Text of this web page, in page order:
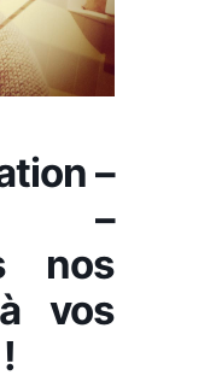
–
–
nos
vos